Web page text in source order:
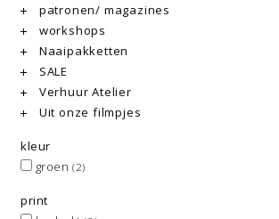
patronen/ magazines
workshops
Naaipakketten
SALE
Verhuur Atelier
Uit onze filmpjes
kleur
groen(2)
print